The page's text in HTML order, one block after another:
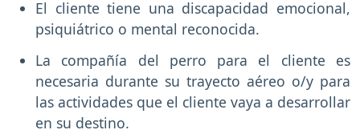
El cliente tiene una discapacidad emocional,
psiquiátrico o mental reconocida.
La compañía del perro para el cliente es
necesaria durante su trayecto aéreo o/y para
las actividades que el cliente vaya a desarrollar
en su destino.